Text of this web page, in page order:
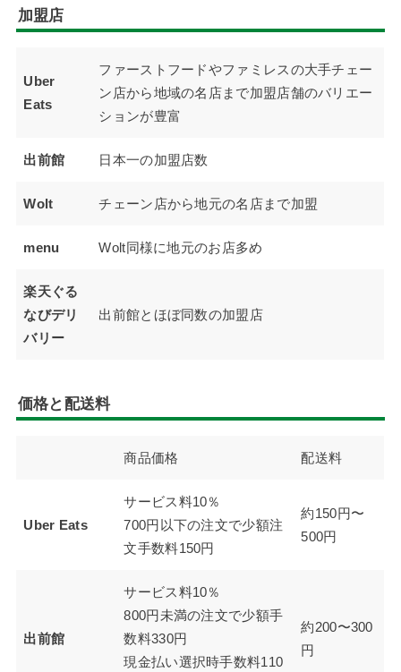
加盟店
Uber
Eats
ファーストフードやファミレスの大手チェー
ン店から地域の名店まで加盟店舗のバリエー
ションが豊富
出前館 日本一の加盟店数
Wolt チェーン店から地元の名店まで加盟
menu Wolt同様に地元のお店多め
楽天ぐる
なびデリ
バリー
出前館とほぼ同数の加盟店
価格と配送料
商品価格 配送料
Uber Eats
サービス料10％
700円以下の注文で少額注
文手数料150円
約150円〜
500円
出前館
サービス料10％
800円未満の注文で少額手
数料330円
現金払い選択時手数料110
約200〜300
円